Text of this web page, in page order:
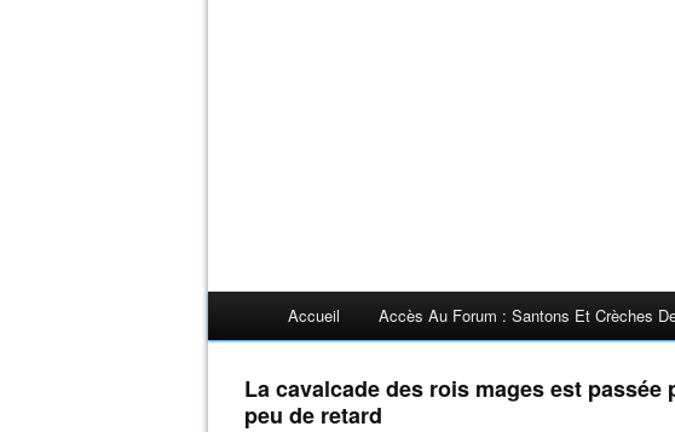
Accueil Accès Au Forum : Santons Et Crèches
La cavalcade des rois mages est passée
peu de retard